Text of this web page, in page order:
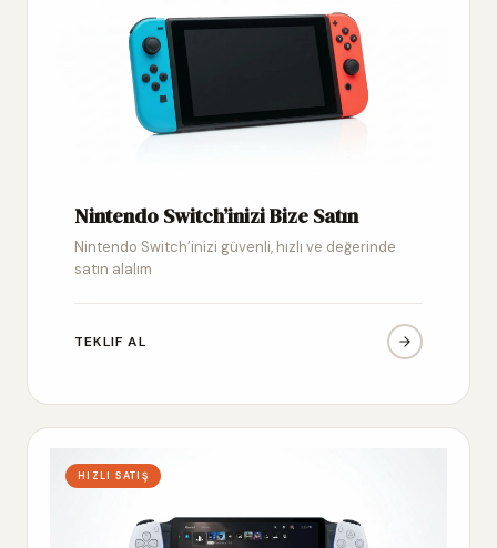
Nintendo Switch’inizi Bize Satın
Nintendo Switch’inizi güvenli, hızlı ve değerinde
satın alalım
TEKLIF AL
HIZLI SATIŞ